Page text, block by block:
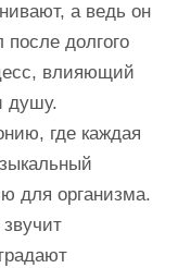
а ведь он
долгого
влияющий
душу.
где каждая
для организма.